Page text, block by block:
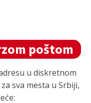
poštom
u diskretnom
sva mesta u Srbiji,